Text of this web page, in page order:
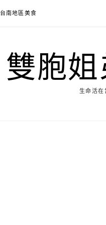
台南地區美食
雙胞
生命活在